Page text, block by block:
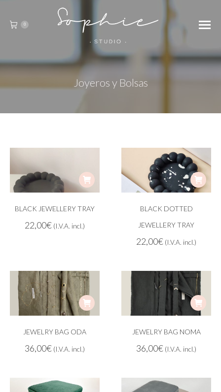
0
Joyeros y Bolsas
BLACK JEWELLERY TRAY
22,00€ (I.V.A. incl.)
BLACK DOTTED
JEWELLERY TRAY
22,00€ (I.V.A. incl.)
JEWELRY BAG ODA
36,00€ (I.V.A. incl.)
JEWELRY BAG NOMA
36,00€ (I.V.A. incl.)